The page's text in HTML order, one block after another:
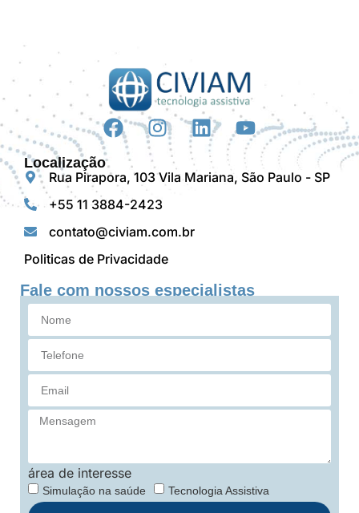
Localização
Rua Pirapora, 103 Vila Mariana, São Paulo - SP
+55 11 3884-2423
contato@civiam.com.br
Politicas de Privacidade
Fale com nossos especialistas
área de interesse
Simulação na saúde Tecnologia Assistiva